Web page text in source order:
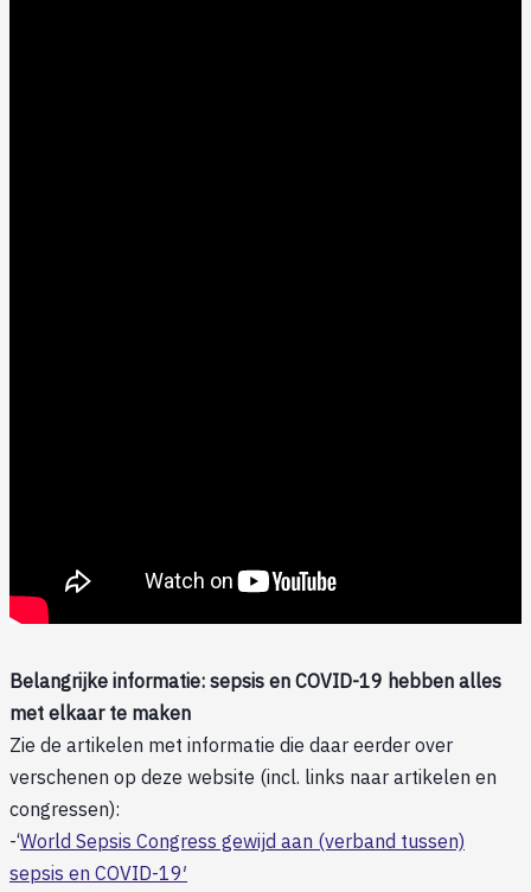
Belangrijke informatie: sepsis en COVID-19 hebben alles
met elkaar te maken
Zie de artikelen met informatie die daar eerder over
verschenen op deze website (incl. links naar artikelen en
congressen):
-‘World Sepsis Congress gewijd aan (verband tussen)
sepsis en COVID-19′